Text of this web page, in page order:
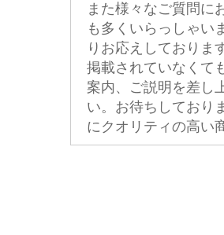
また様々なご質問に
も多くいらっしゃい
りお応えしておりま
掲載されていなくて
案内、ご説明を差し
い。お待ちしており
にクオリティの高い